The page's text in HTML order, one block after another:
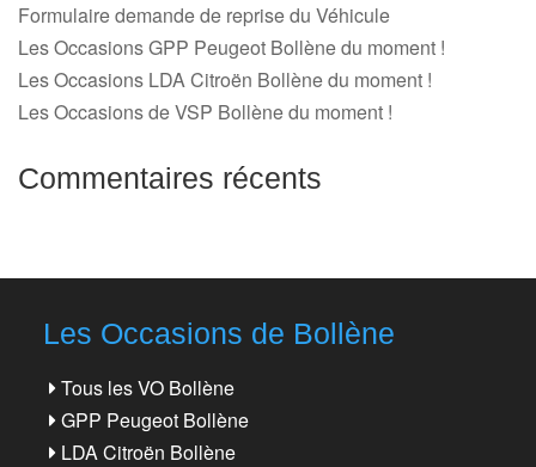
Formulaire demande de reprise du Véhicule
Les Occasions GPP Peugeot Bollène du moment !
Les Occasions LDA Citroën Bollène du moment !
Les Occasions de VSP Bollène du moment !
Commentaires récents
Les Occasions de Bollène
Tous les VO Bollène
GPP Peugeot Bollène
LDA Citroën Bollène